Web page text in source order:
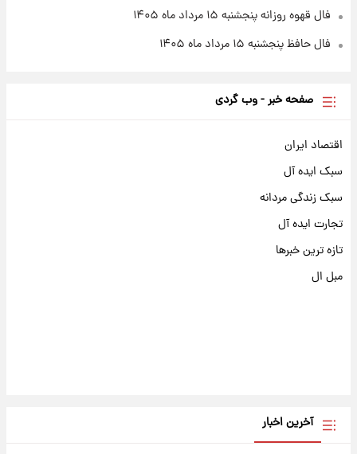
فال قهوه روزانه پنجشنبه ۱۵ مرداد ماه ۱۴۰۵
فال حافظ پنجشنبه ۱۵ مرداد ماه ۱۴۰۵
صفحه خبر - وب گردی
اقتصاد ایران
سبک ایده آل
سبک زندگی مردانه
تجارت ایده آل
تازه ترین خبرها
مبل ال
آخرین اخبار